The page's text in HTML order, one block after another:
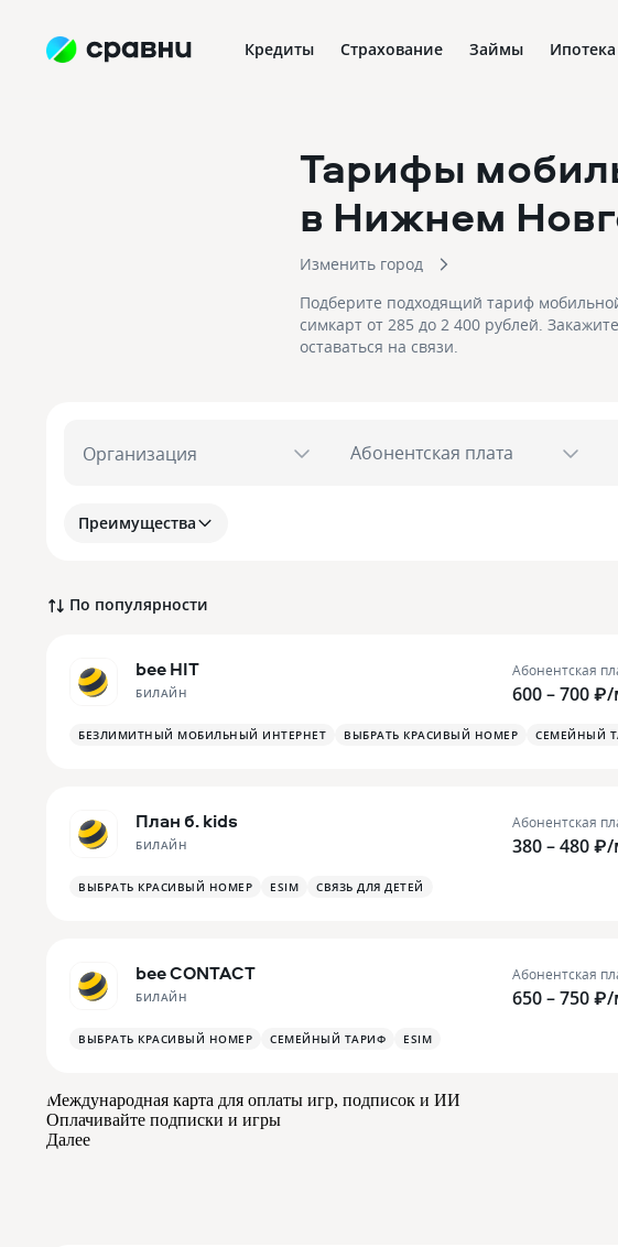
Кредиты Страхование Займы Ипотека
Тарифы
в Нижнем
Изменить город
Подберите подходящий тариф
симкарт от 285 до 2 400 рублей.
оставаться на связи.
Организация Абонентская плата
Преимущества
По популярности
bee HIT
БИЛАЙН
Абонентская
600 – 700
БЕЗЛИМИТНЫЙ МОБИЛЬНЫЙ ИНТЕРНЕТ ВЫБРАТЬ КРАСИВЫЙ НОМЕР СЕМЕЙНЫЙ
План б. kids
БИЛАЙН
Абонентская
380 – 480
ВЫБРАТЬ КРАСИВЫЙ НОМЕР ESIM СВЯЗЬ ДЛЯ ДЕТЕЙ
bee CONTACT
БИЛАЙН
Абонентская
650 – 750
ВЫБРАТЬ КРАСИВЫЙ НОМЕР СЕМЕЙНЫЙ ТАРИФ ESIM